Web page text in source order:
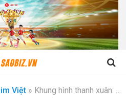
Việt » Khung hình thanh xuân: Các thành viên nhóm nhạc “huyền thoại” HAT tề tựu đông đủ, cùng mừng phim mới của Lương Bích Hữu